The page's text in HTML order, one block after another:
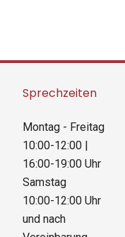
Sprechzeiten
Montag - Freitag
10:00-12:00 |
16:00-19:00 Uhr
Samstag
10:00-12:00 Uhr
und nach